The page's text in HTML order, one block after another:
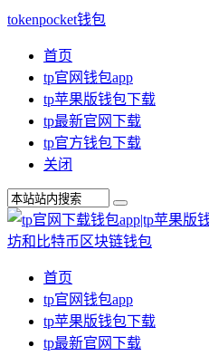
tokenpocket钱包
首页
tp官网钱包app
tp苹果版钱包下载
tp最新官网下载
tp官方钱包下载
关闭
首页
tp官网钱包app
tp苹果版钱包下载
tp最新官网下载